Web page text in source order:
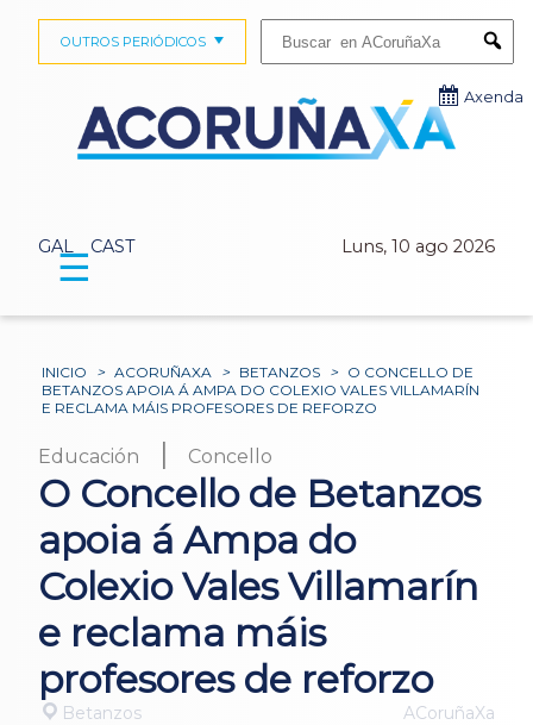
GAL CAST Luns, 10 ago 2026
OUTROS PERIÓDICOS
Axenda
☰
INICIO > ACORUÑAXA > BETANZOS > O CONCELLO DE
BETANZOS APOIA Á AMPA DO COLEXIO VALES VILLAMARÍN
E RECLAMA MÁIS PROFESORES DE REFORZO
Educación | Concello
O Concello de Betanzos
apoia á Ampa do
Colexio Vales Villamarín
e reclama máis
profesores de reforzo
Betanzos ACoruñaXa